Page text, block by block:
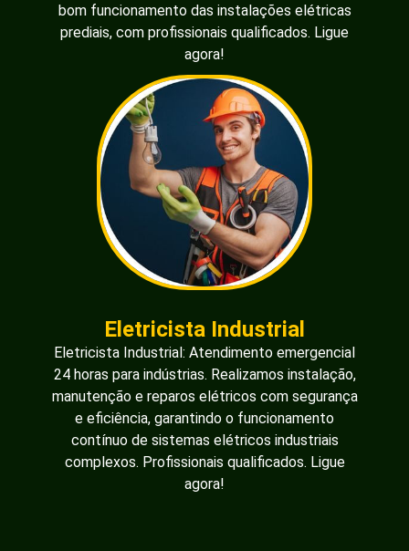
bom funcionamento das instalações elétricas
prediais, com profissionais qualificados. Ligue
agora!
Eletricista Industrial
Eletricista Industrial: Atendimento emergencial
24 horas para indústrias. Realizamos instalação,
manutenção e reparos elétricos com segurança
e eficiência, garantindo o funcionamento
contínuo de sistemas elétricos industriais
complexos. Profissionais qualificados. Ligue
agora!